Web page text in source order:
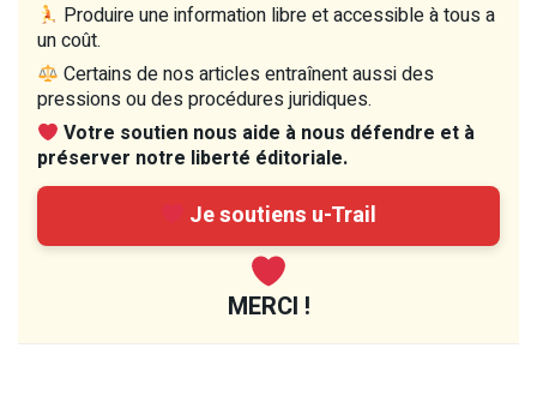
Produire une information libre et accessible à tous a
un coût.
Certains de nos articles entraînent aussi des
pressions ou des procédures juridiques.
Votre soutien nous aide à nous défendre et à
préserver notre liberté éditoriale.
Je soutiens u-Trail
MERCI !